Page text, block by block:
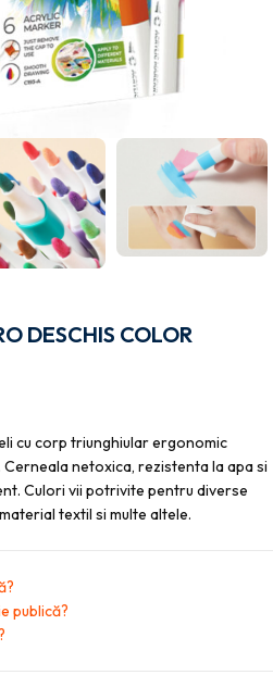
DESCHIS COLOR
cu corp triunghiular ergonomic
netoxica, rezistenta la apa si
Culori vii potrivite pentru diverse
textil si multe altele.
publică?